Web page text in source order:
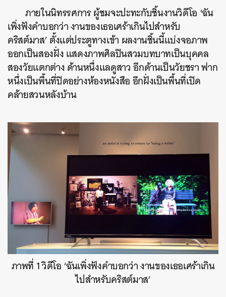
ภายในนิทรรศการ ผู้ชมจะปะทะกับชิ้นงานวิดีโอ ‘ฉัน
เพิ่งฟังคำบอกว่า งานของเธอเศร้าเกินไปสำหรับ
คริสต์มาส’ ตั้งแต่ประตูทางเข้า ผลงานชิ้นนี้แบ่งจอภาพ
ออกเป็นสองฝั่ง แสดงภาพศิลปินสวมบทบาทเป็นบุคคล
สองวัยแตกต่าง ด้านหนึ่งแลดูสาว อีกด้านเป็นวัยชรา ฟาก
หนึ่งเป็นพื้นที่ปิดอย่างห้องหนังสือ อีกฝั่งเป็นพื้นที่เปิด
คล้ายสวนหลังบ้าน
ภาพที่ 1 วิดีโอ ‘ฉันเพิ่งฟังคำบอกว่า งานของเธอเศร้าเกิน
ไปสำหรับคริสต์มาส’